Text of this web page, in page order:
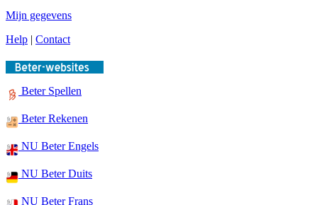
Mijn gegevens
Help | Contact
Beter Spellen
Beter Rekenen
NU Beter Engels
NU Beter Duits
NU Beter Frans